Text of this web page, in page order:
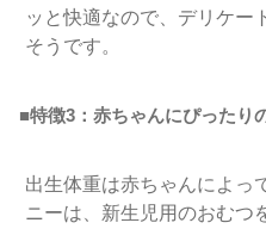
ッと快適なので、デリケー
そうです。
■特徴3 ：赤ちゃんにぴったり
出生体重は赤ちゃんによっ
ニーは、新生児用のおむつ